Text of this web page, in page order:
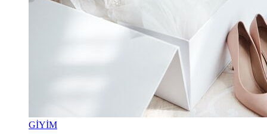
GİYİM